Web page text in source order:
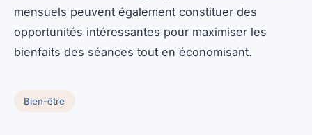
mensuels peuvent également constituer des
opportunités intéressantes pour maximiser les
bienfaits des séances tout en économisant.
Bien-être